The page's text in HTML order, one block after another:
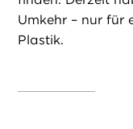
Umkehr – nur für
Plastik.